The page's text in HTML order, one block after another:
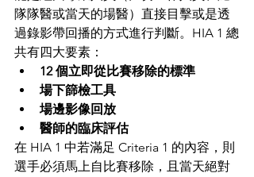
隊隊醫或當天的場醫）直接目擊或是透
過錄影帶回播的方式進行判斷。HIA 1 總
共有四大要素：
12 個立即從比賽移除的標準
場下篩檢工具
場邊影像回放
醫師的臨床評估
在 HIA 1 中若滿足 Criteria 1 的內容，則
選手必須馬上自比賽移除，且當天絕對